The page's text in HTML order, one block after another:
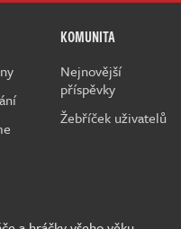
KOMUNITA
Nejnovější
příspěvky
Žebříček uživatelů